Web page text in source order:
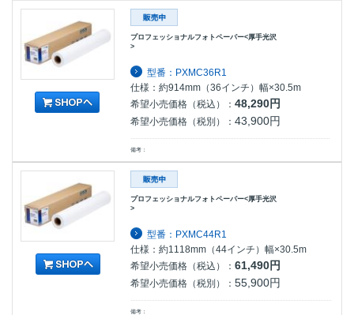
プロフェッショナルフォトペーパー<厚手光沢
>
型番：PXMC36R1
仕様：約914mm（36インチ）幅×30.5m
希望小売価格（税込）： 48,290円
希望小売価格（税別）： 43,900円
備考：
プロフェッショナルフォトペーパー<厚手光沢
>
型番：PXMC44R1
仕様：約1118mm（44インチ）幅×30.5m
希望小売価格（税込）：61,490円
希望小売価格（税別）：55,900円
備考：